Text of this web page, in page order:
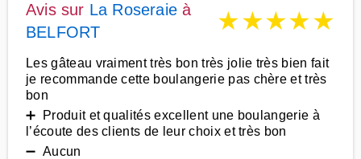
Avis sur La Roseraie à
BELFORT
★★★★★
Les gâteau vraiment très bon très jolie très bien fait
je recommande cette boulangerie pas chère et très
bon
➕ Produit et qualités excellent une boulangerie à
l’écoute des clients de leur choix et très bon
➖ Aucun